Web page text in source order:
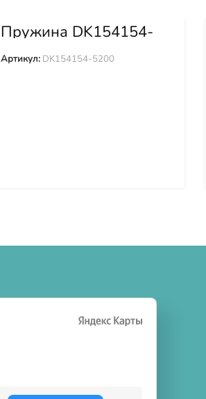
Пружина DK154154-
5200
Артикул: DK154154-5200